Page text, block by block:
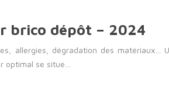
brico dépôt – 2024
allergies, dégradation des
optimal se situe…